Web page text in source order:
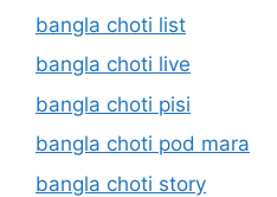
bangla choti list
bangla choti live
bangla choti pisi
bangla choti pod mara
bangla choti story